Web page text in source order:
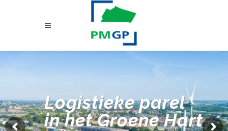
Logistieke parel
in het Groene Hart